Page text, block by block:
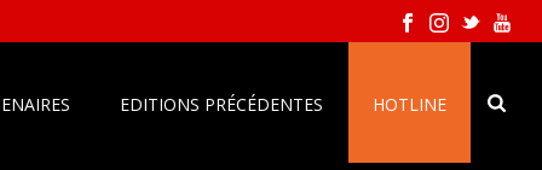
EDITIONS PRÉCÉDENTES HOTLINE